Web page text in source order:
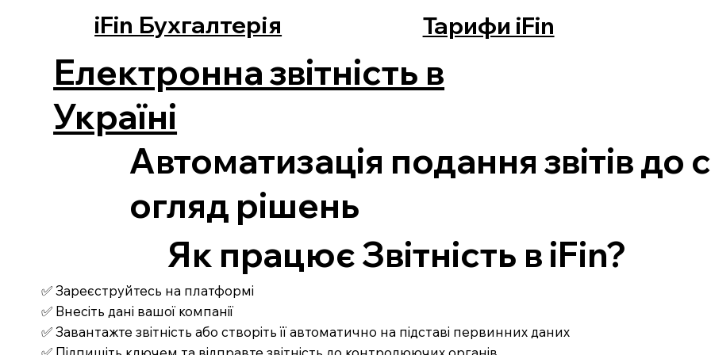
iFin Бухгалтерія Тарифи iFin
Електронна звітність в
Україні
Автоматизація подання звітів до
огляд рішень
Як працює Звітність в iFin?
✅ Зареєструйтесь на платформі
✅ Внесіть дані вашої компанії
✅ Завантажте звітність або створіть її автоматично на підставі первинних даних